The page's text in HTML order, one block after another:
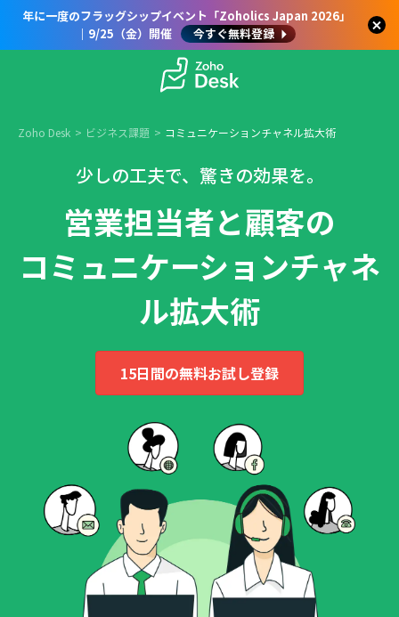
年に一度のフラッグシップイベント「Zoholics Japan 2026」
｜9/25（金）開催
今すぐ無料登録
Zoho Desk ビジネス課題 コミュニケーションチャネル拡大術
少しの工夫で、驚きの効果を。
営業担当者と顧客の
コミュニケーションチャネ
ル拡大術
15日間の無料お試し登録